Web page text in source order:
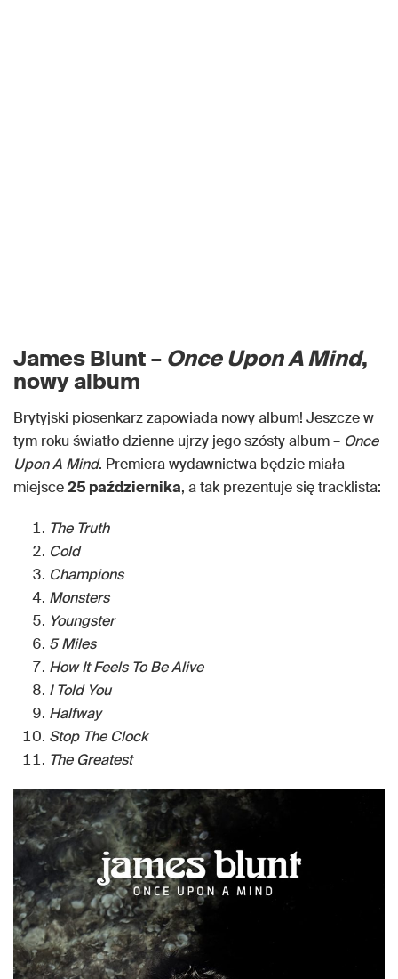
James Blunt – Once Upon A Mind,
nowy album
Brytyjski piosenkarz zapowiada nowy album! Jeszcze w
tym roku światło dzienne ujrzy jego szósty album – Once
Upon A Mind. Premiera wydawnictwa będzie miała
miejsce25 października, a tak prezentuje się tracklista:
The Truth
Cold
Champions
Monsters
Youngster
5 Miles
How It Feels To Be Alive
I Told You
Halfway
Stop The Clock
The Greatest